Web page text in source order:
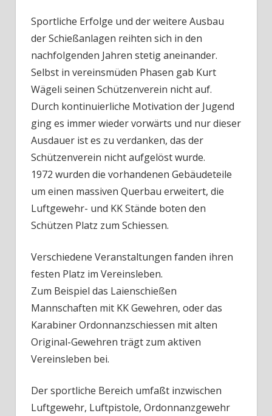
Sportliche Erfolge und der weitere Ausbau
der Schießanlagen reihten sich in den
nachfolgenden Jahren stetig aneinander.
Selbst in vereinsmüden Phasen gab Kurt
Wägeli seinen Schützenverein nicht auf.
Durch kontinuierliche Motivation der Jugend
ging es immer wieder vorwärts und nur dieser
Ausdauer ist es zu verdanken, das der
Schützenverein nicht aufgelöst wurde.
1972 wurden die vorhandenen Gebäudeteile
um einen massiven Querbau erweitert, die
Luftgewehr- und KK Stände boten den
Schützen Platz zum Schiessen.
Verschiedene Veranstaltungen fanden ihren
festen Platz im Vereinsleben.
Zum Beispiel das Laienschießen
Mannschaften mit KK Gewehren, oder das
Karabiner Ordonnanzschiessen mit alten
Original-Gewehren trägt zum aktiven
Vereinsleben bei.
Der sportliche Bereich umfaßt inzwischen
Luftgewehr, Luftpistole, Ordonnanzgewehr